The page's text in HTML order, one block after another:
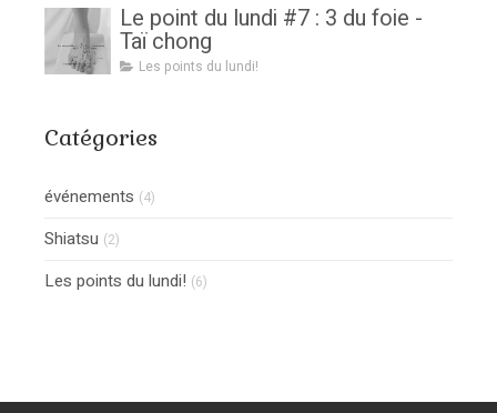
Le point du lundi #7 : 3 du foie -
Taï chong
Les points du lundi!
Catégories
événements (4)
Shiatsu (2)
Les points du lundi! (6)